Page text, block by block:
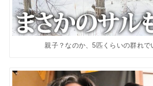
親子？なのか、5匹くらいの群れで